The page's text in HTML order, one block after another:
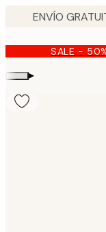
content.SALE -
▸